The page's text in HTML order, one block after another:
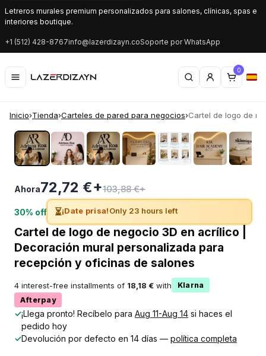
Letreros murales premium personalizados para salones, clínicas, spas e
interiores boutique.
+1 (512) 428-8767info@lazerdizayn.coSoporte por WhatsApp
0
Inicio›Tienda›Carteles de pared para negocios›Cartel de logo de
‹ ›
Ahora72,72 €+103,88 €+
30% off ⏳¡Date prisa!Only 23 hours left
Cartel de logo de negocio 3D en acrílico |
Decoración mural personalizada para
recepción y oficinas de salones
4 interest-free installments of 18,18 € with
Klarna
Afterpay
✓¡Llega pronto! Recíbelo para Aug 11-Aug 14 si haces el
pedido hoy
✓Devolución por defecto en 14 días — política completa